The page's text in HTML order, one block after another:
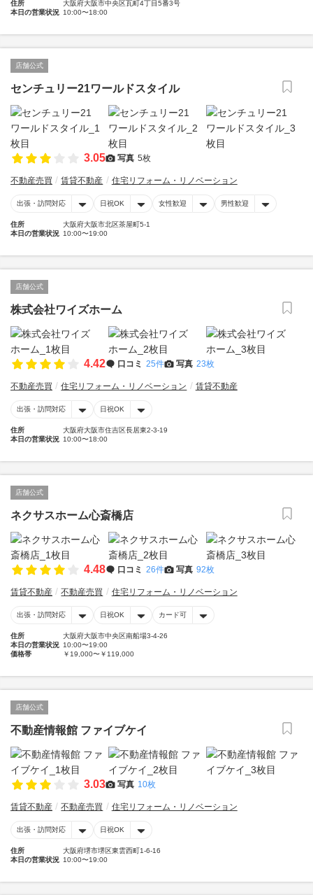
住所
大阪府大阪市中央区瓦町4丁目5番3号
本日の営業状況 10:00〜18:00
店舗公式
センチュリー21ワールドスタイル
3.05 写真 5枚
不動産売買 賃貸不動産 住宅リフォーム・リノベーション
出張・訪問対応 日祝OK 女性歓迎 男性歓迎
住所
大阪府大阪市北区茶屋町5-1
本日の営業状況 10:00〜19:00
店舗公式
株式会社ワイズホーム
4.42 口コミ 25件 写真 23枚
不動産売買 住宅リフォーム・リノベーション 賃貸不動産
出張・訪問対応 日祝OK
住所
大阪府大阪市住吉区長居東2-3-19
本日の営業状況 10:00〜18:00
店舗公式
ネクサスホーム心斎橋店
4.48 口コミ 26件 写真 92枚
賃貸不動産 不動産売買 住宅リフォーム・リノベーション
出張・訪問対応 日祝OK カード可
住所
大阪府大阪市中央区南船場3-4-26
本日の営業状況 10:00〜19:00
価格帯
￥19,000〜￥119,000
店舗公式
不動産情報館 ファイブケイ
3.03 写真 10枚
賃貸不動産 不動産売買 住宅リフォーム・リノベーション
出張・訪問対応 日祝OK
住所
大阪府堺市堺区東雲西町1-6-16
本日の営業状況 10:00〜19:00